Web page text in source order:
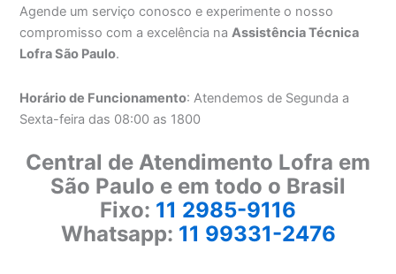
Agende um serviço conosco e experimente o nosso
compromisso com a excelência naAssistência Técnica
Lofra São Paulo.
Horário de Funcionamento: Atendemos de Segunda a
Sexta-feira das 08:00 as 1800
Central de Atendimento Lofra em
São Paulo e em todo o Brasil
Fixo: 11 2985-9116
Whatsapp: 11 99331-2476